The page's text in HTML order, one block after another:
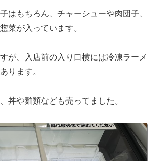
はもちろん、チャーシューや肉団子、
菜が入っています。
が、入店前の入り口横には冷凍ラーメ
ります。
丼や麺類なども売ってました。